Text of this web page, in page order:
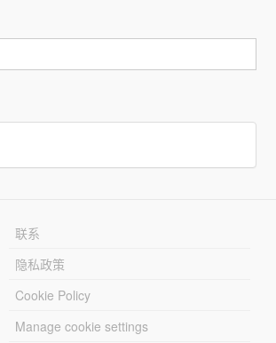
联系
隐私政策
Cookie Policy
Manage cookie settings